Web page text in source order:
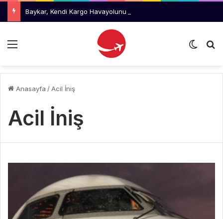
Baykar, Kendi Kargo Havayolunu Kuruyor
Menü Dış
Anasayfa /Acil İniş
Acil İniş